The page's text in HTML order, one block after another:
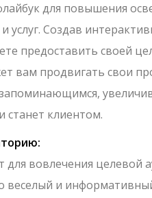
для повышения
услуг. Создав
предоставить своей
вам продвигать свои
станет клиентом.
вовлечения целевой
веселый и